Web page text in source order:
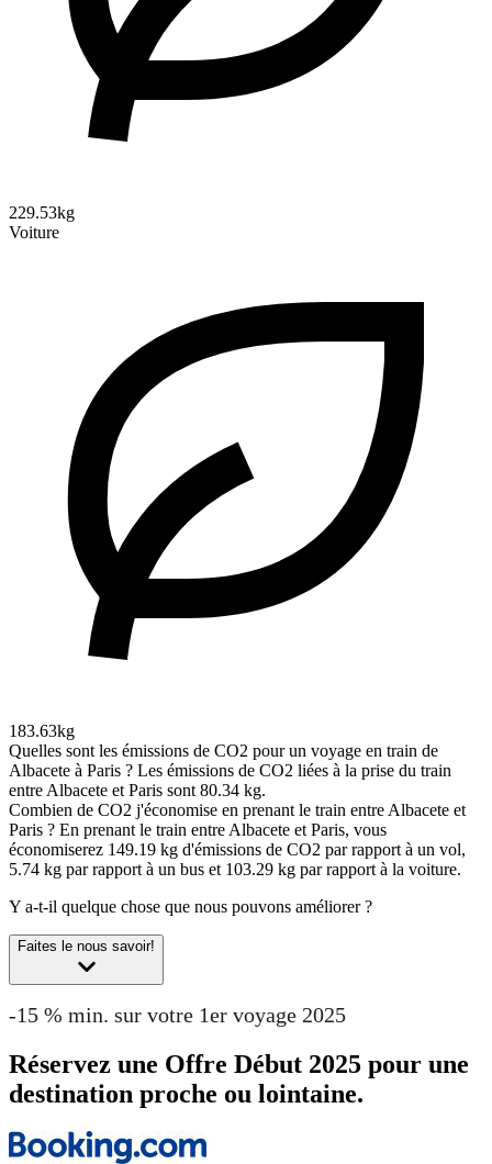
229.53kg
Voiture
183.63kg
Quelles sont les émissions de CO2 pour un voyage en train de
Albacete à Paris ? Les émissions de CO2 liées à la prise du train
entre Albacete et Paris sont 80.34 kg.
Combien de CO2 j'économise en prenant le train entre Albacete et
Paris ? En prenant le train entre Albacete et Paris, vous
économiserez 149.19 kg d'émissions de CO2 par rapport à un vol,
5.74 kg par rapport à un bus et 103.29 kg par rapport à la voiture.
Y a-t-il quelque chose que nous pouvons améliorer ?
Faites le nous savoir!
-15 % min. sur votre 1er voyage 2025
Réservez une Offre Début 2025 pour une
destination proche ou lointaine.